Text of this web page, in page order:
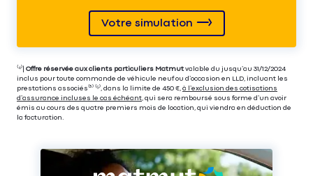
Votre simulation
⁽⁴⁾| Offre réservée aux clients particuliers Matmut valable du jusqu’au 31/12/2024
inclus pour toute commande de véhicule neuf ou d’occasion en LLD, incluant les
prestations associés⁽³⁾ ⁽⁵⁾, dans la limite de 450 €, à l’exclusion des cotisations
d’assurance incluses le cas échéant , qui sera remboursé sous forme d’un avoir
émis au cours des quatre premiers mois de location, qui viendra en déduction de
la facturation.